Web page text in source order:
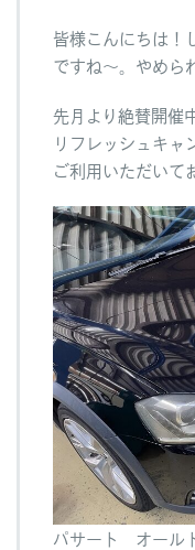
皆様こんにちは！
ですね～。やめら
先月より絶賛開催
リフレッシュキャ
ご利用いただいて
パサート オール